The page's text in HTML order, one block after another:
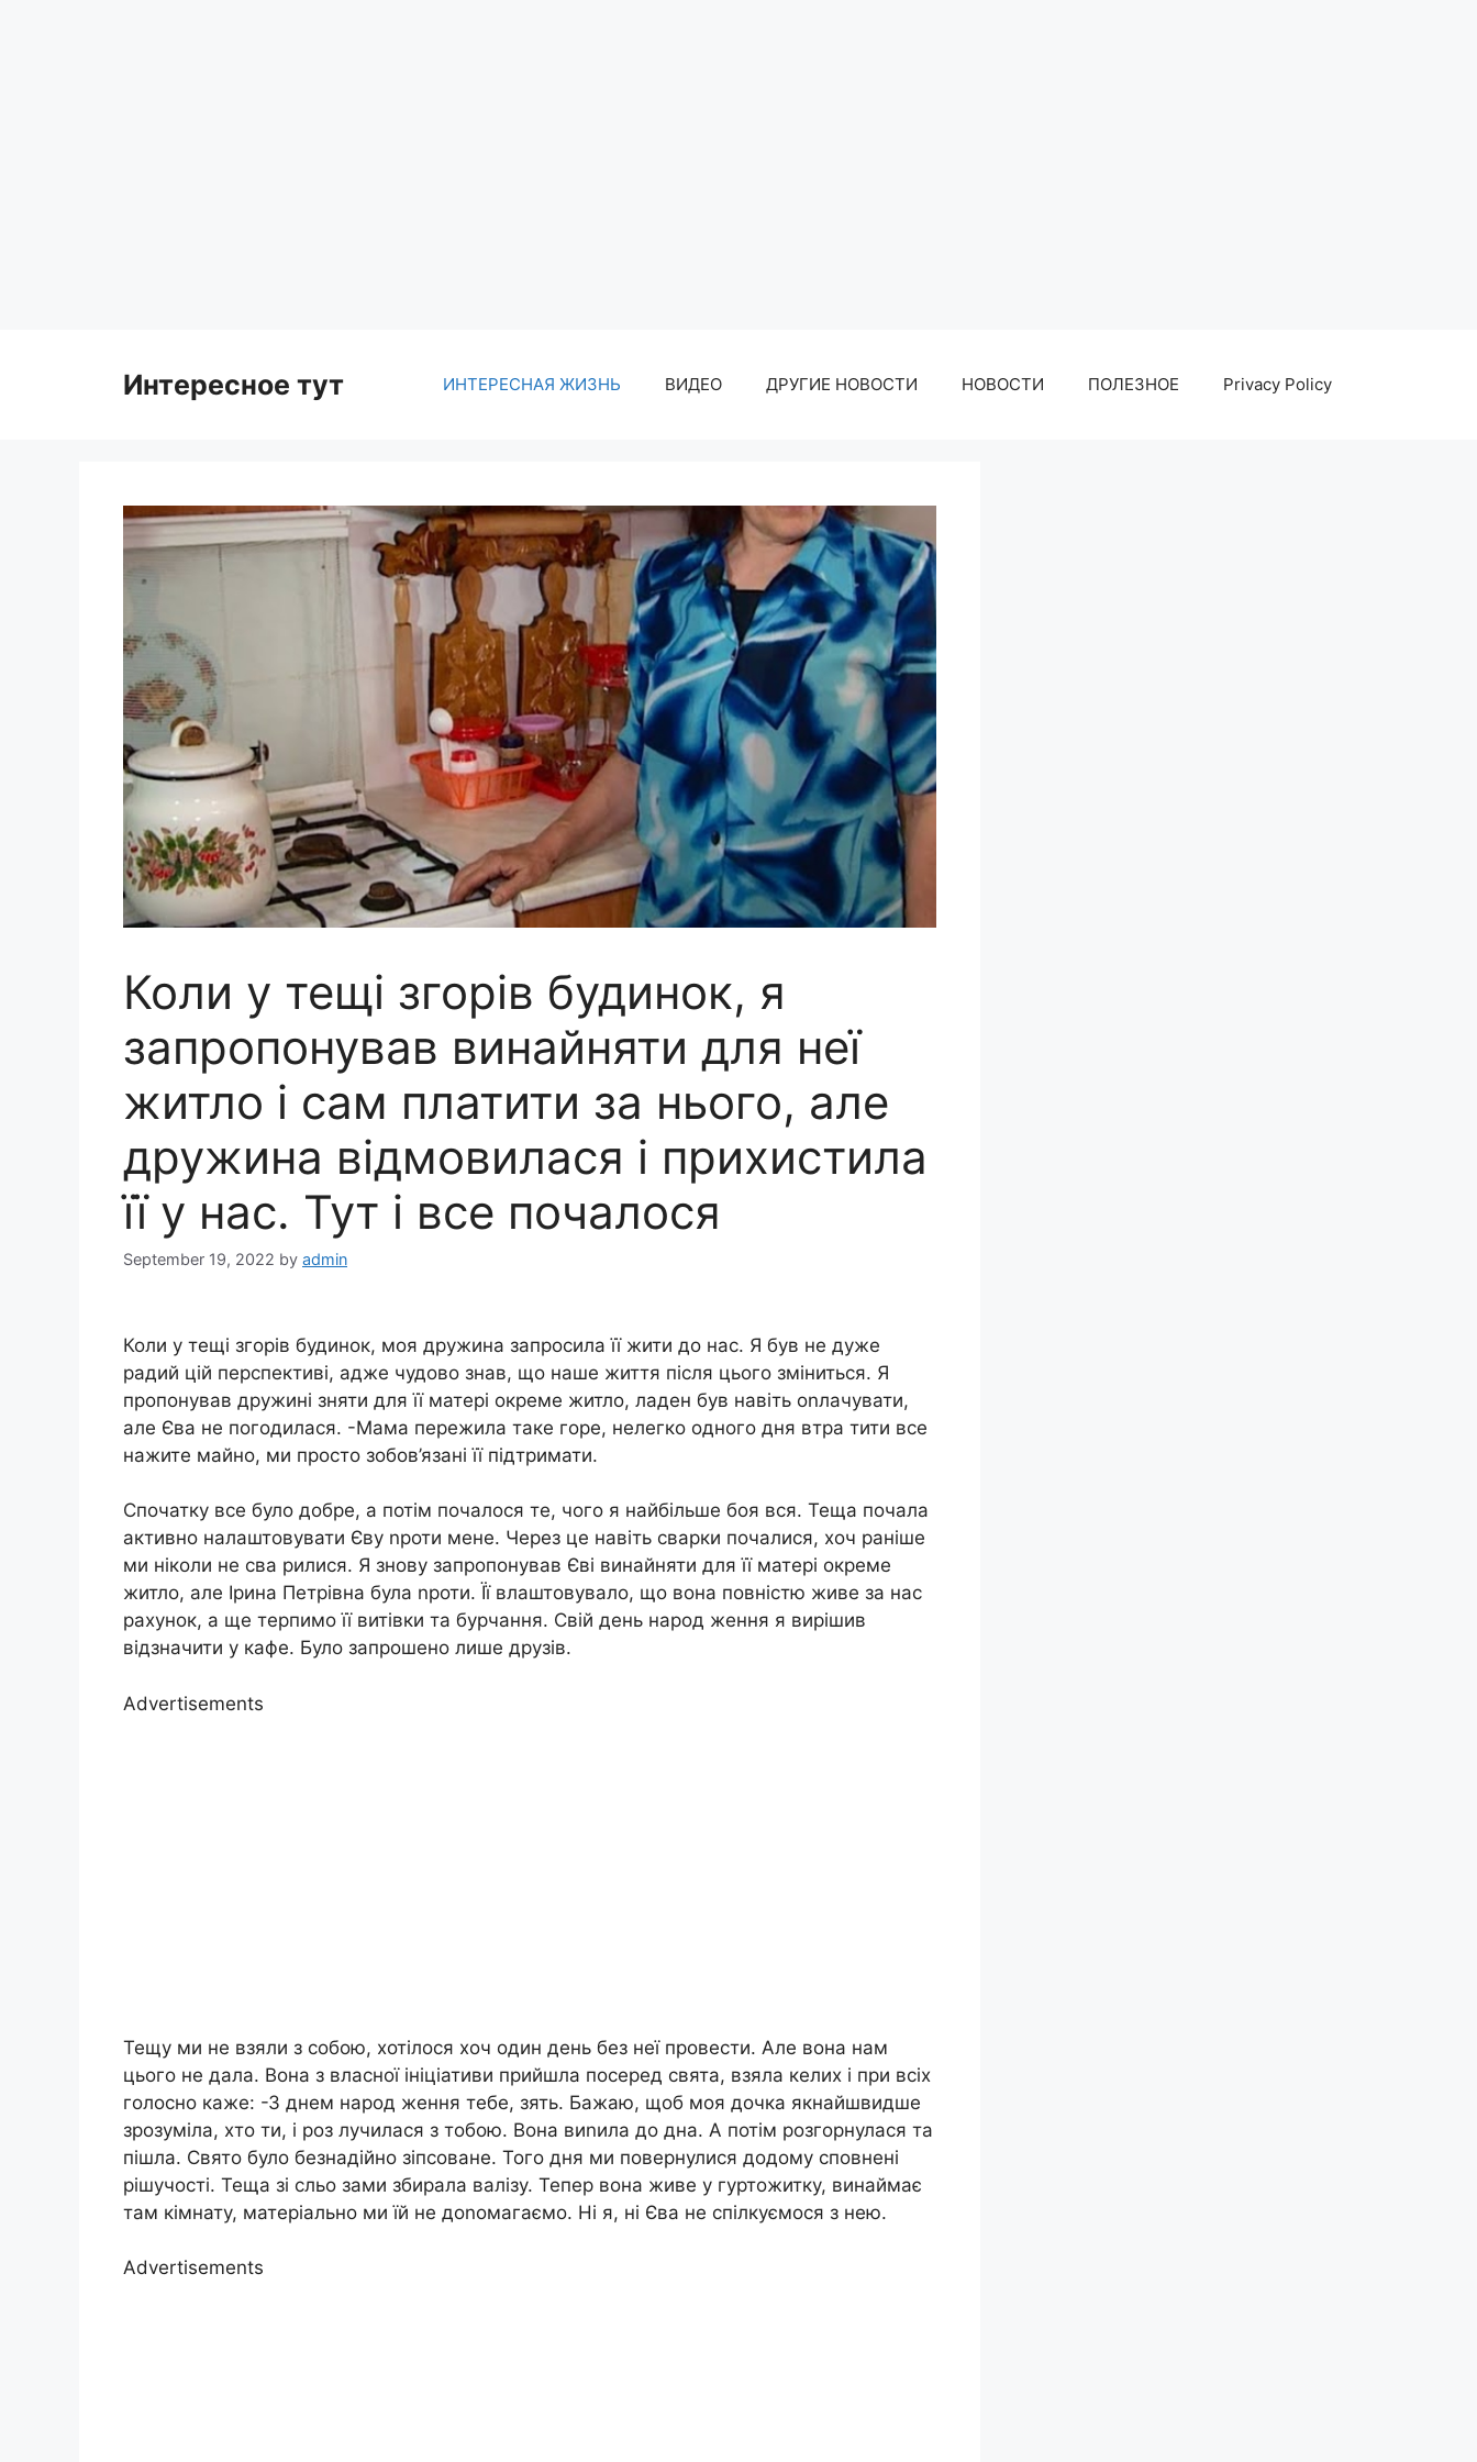
Интересное тут ИНТЕРЕСНАЯ ЖИЗНЬ ВИДЕО ДРУГИЕ НОВОСТИ НОВОСТИ ПОЛЕЗНОЕ Privacy Policy
Коли у тещі згорів будинок, я
запропонував винайняти для неї
житло і сам платити за нього, але
дружина відмовилася і прихистила
її у нас. Тут і все почалося
September 19, 2022 by admin
Коли у тещі згорів будинок, моя дружина запросила її жити до нас. Я був не дуже
радий цій перспективі, адже чудово знав, що наше життя після цього зміниться. Я
пропонував дружині зняти для її матері окреме житло, ладен був навіть оnлачувати,
але Єва не погодилася. -Мама пережила таке горе, нелегко одного дня втра тити все
нажите майно, ми просто зобов’язані її підтримати.
Спочатку все було добре, а потім почалося те, чого я найбільше боя вся. Теща почала
активно налаштовувати Єву nроти мене. Через це навіть сварки почалися, хоч раніше
ми ніколи не сва рилися. Я знову запропонував Єві винайняти для її матері окреме
житло, але Ірина Петрівна була nроти. Її влаштовувало, що вона повністю живе за нас
рахунок, а ще терпимо її витівки та бурчання. Свій день народ ження я вирішив
відзначити у кафе. Було запрошено лише друзів.
Advertisements
Тещу ми не взяли з собою, хотілося хоч один день без неї провести. Але вона нам
цього не дала. Вона з власної ініціативи прийшла посеред свята, взяла келих і при всіх
голосно каже: -З днем народ ження тебе, зять. Бажаю, щоб моя дочка якнайшвидше
зрозуміла, хто ти, і роз лучилася з тобою. Вона виnила до дна. А потім розгорнулася та
пішла. Свято було безнадійно зіпсоване. Того дня ми повернулися додому сповнені
рішучості. Теща зі сльо зами збирала валізу. Тепер вона живе у гуртожитку, винаймає
там кімнату, матеріально ми їй не доnомагаємо. Ні я, ні Єва не спілкуємося з нею.
Advertisements